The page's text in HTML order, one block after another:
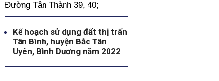
Đường Tân Thành 39, 40;
Kế hoạch sử dụng đất thị trấn
Tân Bình, huyện Bắc Tân
Uyên, Bình Dương năm 2022